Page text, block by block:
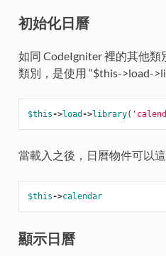
初始化日曆
如同 CodeIgniter 裡的其他
類別，是使用 “$this->load-
$this->load ->library(
當載入之後，日曆物件可以
$this->calendar
顯示日曆